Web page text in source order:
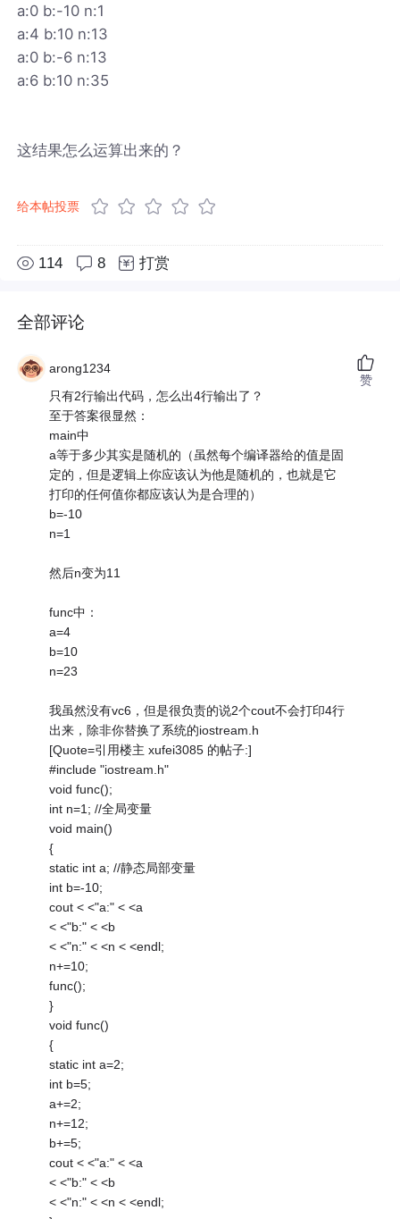
a:0 b:-10 n:1
a:4 b:10 n:13
a:0 b:-6 n:13
a:6 b:10 n:35
这结果怎么运算出来的？
给本帖投票
114 8 打赏
全部评论
arong1234
只有2行输出代码，怎么出4行输出了？
至于答案很显然：
main中
a等于多少其实是随机的（虽然每个编译器给的值是固
定的，但是逻辑上你应该认为他是随机的，也就是它
打印的任何值你都应该认为是合理的）
b=-10
n=1
然后n变为11
func中：
a=4
b=10
n=23
我虽然没有vc6，但是很负责的说2个cout不会打印4行
出来，除非你替换了系统的iostream.h
[Quote=引用楼主 xufei3085 的帖子:]
#include "iostream.h"
void func();
int n=1; //全局变量
void main()
{
static int a; //静态局部变量
int b=-10;
cout < <"a:" < <a
< <"b:" < <b
< <"n:" < <n < <endl;
n+=10;
func();
}
void func()
{
static int a=2;
int b=5;
a+=2;
n+=12;
b+=5;
cout < <"a:" < <a
< <"b:" < <b
< <"n:" < <n < <endl;
赞